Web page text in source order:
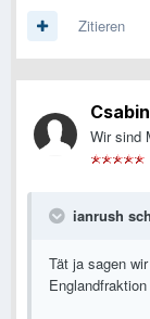
Zitieren
Wir sind
ianrush
Tät ja sagen